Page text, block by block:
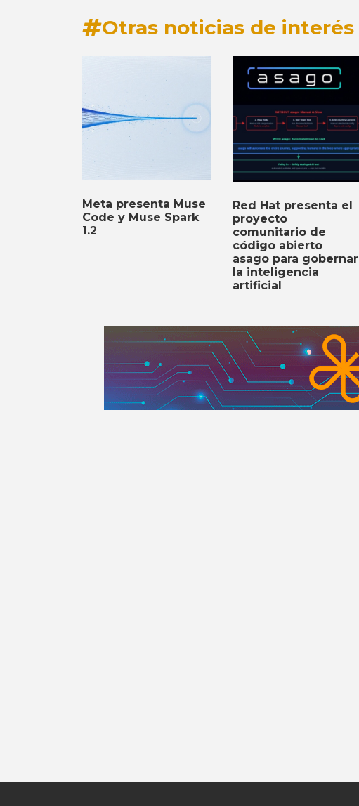
Otras noticias de interés
Meta presenta Muse
Code y Muse Spark
1.2
Red Hat presenta el
proyecto
comunitario de
código abierto
asago para gobernar
la inteligencia
artificial